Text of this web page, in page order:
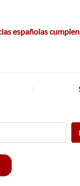
españolas